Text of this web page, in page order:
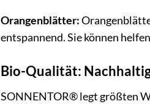
Orangenblätter:
entspannend. Sie können
Bio-Qualität:
SONNENTOR® legt größten